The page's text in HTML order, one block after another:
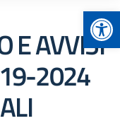
E AVVISI
19-2024